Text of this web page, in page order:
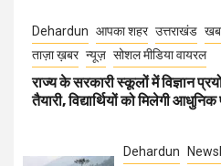
Dehardun आपका शहर उत्तराखंड
ताज़ा ख़बर न्यूज़ सोशल मीडिया वायरल
राज्य के सरकारी स्कूलों में विज्ञान
तैयारी, विद्यार्थियों को मिलेगी आधुनिक
Dehardun